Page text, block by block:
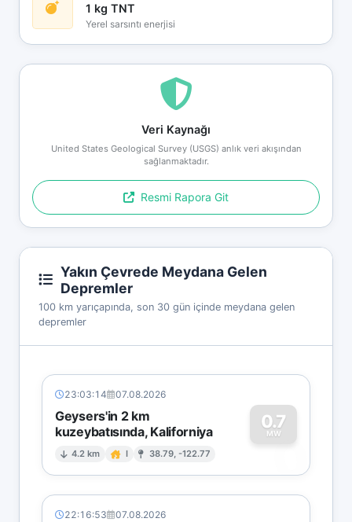
1 kg TNT
Yerel sarsıntı enerjisi
Veri Kaynağı
United States Geological Survey (USGS) anlık veri akışından
sağlanmaktadır.
Resmi Rapora Git
Yakın Çevrede Meydana Gelen
Depremler
100 km yarıçapında, son 30 gün içinde meydana gelen
depremler
23:03:14 07.08.2026
Geysers'in 2 km
kuzeybatısında, Kaliforniya
4.2 km I 38.79, -122.77
0.7
MW
0
22:16:53 07.08.2026